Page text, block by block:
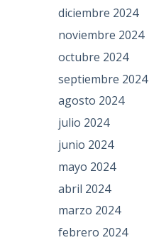
diciembre 2024
noviembre 2024
octubre 2024
septiembre 2024
agosto 2024
julio 2024
junio 2024
mayo 2024
abril 2024
marzo 2024
febrero 2024